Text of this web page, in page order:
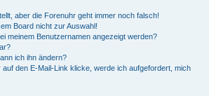
aber die Forenuhr geht immer noch falsch!
Board nicht zur Auswahl!
meinem Benutzernamen angezeigt werden?
ich ihn ändern?
den E-Mail-Link klicke, werde ich aufgefordert, mich